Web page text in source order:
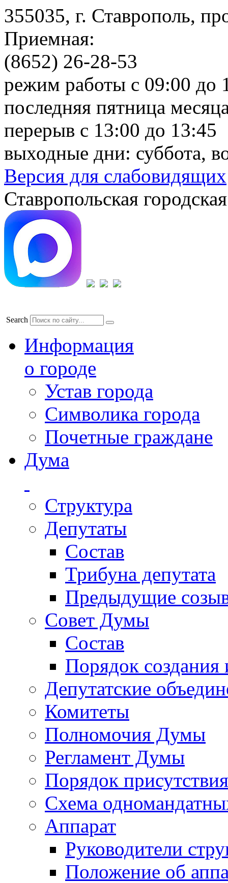
355035, г. Ставрополь,
Приемная:
(8652) 26-28-53
режим работы с 09:00 до
последняя пятница
перерыв с 13:00 до 13:45
выходные дни: суббота,
Версия для слабовидящих
Ставропольская
Search
Информация
о городе
Устав города
Символика города
Почетные граждане
Дума
Структура
Депутаты
Состав
Трибуна депутата
Предыдущие
Совет Думы
Состав
Порядок создания
Депутатские
Комитеты
Полномочия Думы
Регламент Думы
Порядок
Схема
Аппарат
Руководители
Положение об